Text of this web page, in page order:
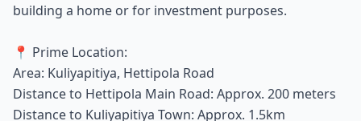
building a home or for investment purposes.
📍 Prime Location:
Area: Kuliyapitiya, Hettipola Road
Distance to Hettipola Main Road: Approx. 200 meters
Distance to Kuliyapitiya Town: Approx. 1.5km